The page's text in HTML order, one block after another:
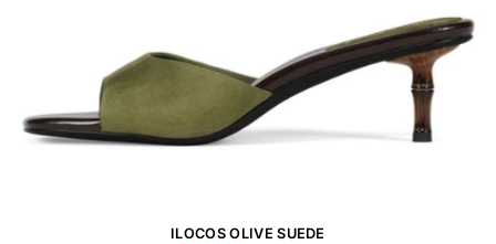
ILOCOS OLIVE SUEDE